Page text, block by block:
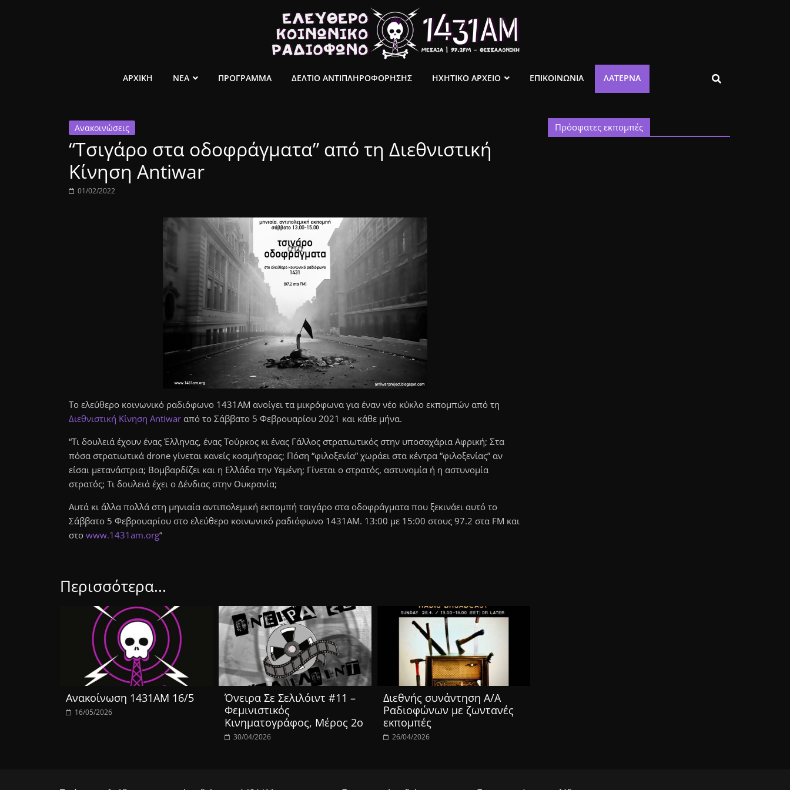
ελεύθερο
ραδιόφωνο
1431AM
ΑΡΧΙΚΗ ΝΕΑ ΠΡΟΓΡΑΜΜΑ ΔΕΛΤΙΟ ΑΝΤΙΠΛΗΡΟΦΟΡΗΣΗΣ ΗΧΗΤΙΚΟ ΑΡΧΕΙΟ ΕΠΙΚΟΙΝΩΝΙΑ ΛΑΤΈΡΝΑ
Ανακοινώσεις
“Τσιγάρο στα οδοφράγματα” από τη Διεθνιστική
Κίνηση Antiwar
01/02/2022
Το ελεύθερο κοινωνικό ραδιόφωνο 1431ΑΜ ανοίγει τα μικρόφωνα για έναν νέο κύκλο εκπομπών από τη
Διεθνιστική Κίνηση Antiwar από το Σάββατο 5 Φεβρουαρίου 2021 και κάθε μήνα.
“Τι δουλειά έχουν ένας Έλληνας, ένας Τούρκος κι ένας Γάλλος στρατιωτικός στην υποσαχάρια Αφρική; Στα
πόσα στρατιωτικά drone γίνεται κανείς κοσμήτορας; Πόση “φιλοξενία” χωράει στα κέντρα “φιλοξενίας” αν
είσαι μετανάστρια; Βομβαρδίζει και η Ελλάδα την Υεμένη; Γίνεται ο στρατός, αστυνομία ή η αστυνομία
στρατός; Τι δουλειά έχει ο Δένδιας στην Ουκρανία;
Αυτά κι άλλα πολλά στη μηνιαία αντιπολεμική εκπομπή τσιγάρο στα οδοφράγματα που ξεκινάει αυτό το
Σάββατο 5 Φεβρουαρίου στο ελεύθερο κοινωνικό ραδιόφωνο 1431ΑΜ. 13:00 με 15:00 στους 97.2 στα FM και
στο www.1431am.org“
Περισσότερα...
Ανακοίνωση 1431ΑΜ 16/5
16/05/2026
Όνειρα Σε Σελιλόιντ #11 –
Φεμινιστικός
Κινηματογράφος, Μέρος 2ο
30/04/2026
Διεθνής συνάντηση Α/Α
Ραδιοφώνων με ζωντανές
εκπομπές
26/04/2026
Πρόσφατες εκπομπές